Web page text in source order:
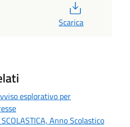
Scarica
esplorativo per
Anno Scolastico